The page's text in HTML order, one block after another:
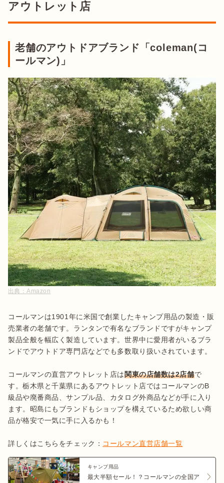
アウトレット店
老舗のアウトドアブランド「coleman(コ
ールマン)」
出典：Amazon
コールマンは1901年に米国で創業したキャンプ用品の製造・販
売業者の老舗です。ランタンで有名なブランドですがキャンプ
製品全般を幅広く製造しています。世界中に愛用者がいるブラ
ンドでアウトドア専門店などでも多数取り扱いされています。
コールマンの直営アウトレット店は関東の店舗数は2店舗で
す。栃木県と千葉県にあるアウトレット店ではコールマンのB
級品や廃番商品、サンプル品、カタログ外商品などが手に入り
ます。昭島にもブランドもショップを構えているため欲しい商
品が格安で一気に手に入るかも！
詳しくはこちらをチェック： コールマン直営店舗一覧
キャンプ用品
最大半額セール！？コールマンの全国ア